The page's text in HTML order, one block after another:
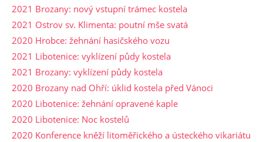
2021 Brozany: nový vstupní trámec kostela
2021 Ostrov sv. Klimenta: poutní mše svatá
2020 Hrobce: žehnání hasičského vozu
2021 Libotenice: vyklízení půdy kostela
2021 Brozany: vyklízení půdy kostela
2020 Brozany nad Ohří: úklid kostela před Vánoci
2020 Libotenice: žehnání opravené kaple
2020 Libotenice: Noc kostelů
2020 Konference kněží litoměřického a ústeckého vikariátu